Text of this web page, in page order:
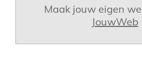
Maak jouw eigen
JouwWeb